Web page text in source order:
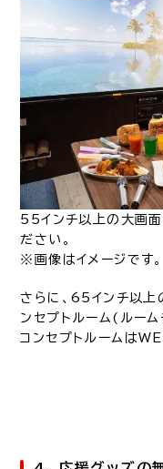
55インチ以上の大画
ださい。
※画像はイメージです。
さらに、65インチ以上
ンセプトルーム(ルーム
コンセプトルームは